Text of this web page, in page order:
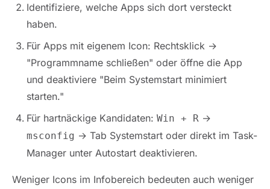
Identifiziere, welche Apps sich dort versteckt
haben.
Für Apps mit eigenem Icon: Rechtsklick →
"Programmname schließen" oder öffne die App
und deaktiviere "Beim Systemstart minimiert
starten."
Für hartnäckige Kandidaten: Win + R →
msconfig → Tab Systemstart oder direkt im Task-
Manager unter Autostart deaktivieren.
Weniger Icons im Infobereich bedeuten auch weniger